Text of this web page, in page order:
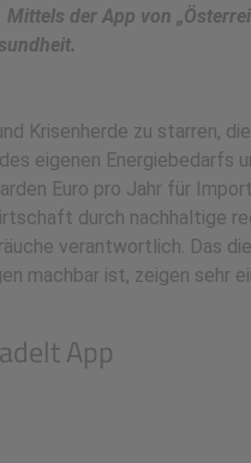
der App von
Krisenherde zu starren,
eigenen Energiebedarfs
Euro pro Jahr für
durch nachhaltige
verantwortlich. Das
machbar ist, zeigen sehr
App